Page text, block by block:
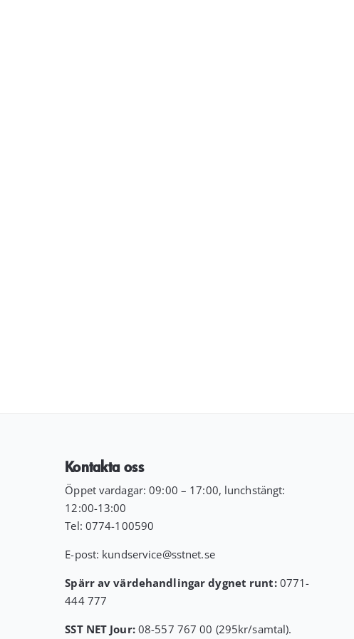
Kontakta oss
Öppet vardagar: 09:00 – 17:00, lunchstängt:
12:00-13:00
Tel: 0774-100590
E-post: kundservice@sstnet.se
Spärr av värdehandlingar dygnet runt:0771-
444 777
SST NET Jour: 08-557 767 00 (295kr/samtal).